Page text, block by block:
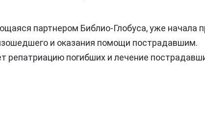
партнером Библио-Глобуса, уже начала
и оказания помощи пострадавшим.
репатриацию погибших и лечение